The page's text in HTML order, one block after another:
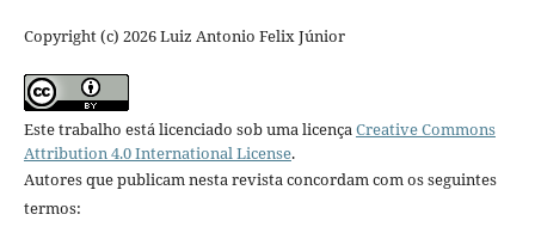
Copyright (c) 2026 Luiz Antonio Felix Júnior
Este trabalho está licenciado sob uma licençaCreative Commons
Attribution 4.0 International License.
Autores que publicam nesta revista concordam com os seguintes
termos: